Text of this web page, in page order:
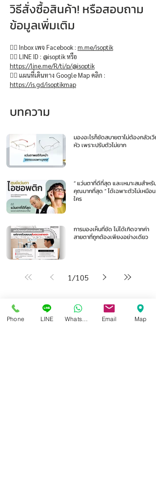
วิธีสั่งซื้อสินค้า! หรือสอบถาม
ข้อมูลเพิ่มเติม
👉🏻 Inbox เพจ Facebook : m.me/isoptik
👉🏻 LINE ID : @isoptik หรือ
https://line.me/R/ti/p/@isoptik
👉🏻 แผนที่เดินทาง Google Map คลิก :
https://is.gd/isoptikmap
บทความ
มองอะไรก็ชัดสบายตาไม่ต้องกลัวเวีย
หัว เพราะปรับตัวไม่ยาก
“ แว่นตาที่ดีที่สุด และเหมาะสมสำหรับ
คุณมากที่สุด ” ได้เฉพาะตัวไม่เหมือน
ใคร
การมองเห็นที่ชัด ไม่ได้เกิดจากค่า
สายตาที่ถูกต้องเพียงอย่างเดียว
1/105
Phone LINE Email Map